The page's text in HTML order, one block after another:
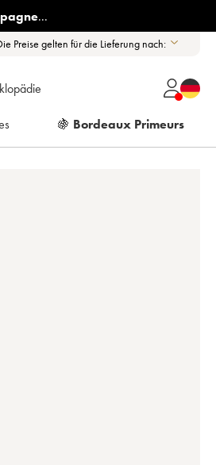
...
Preise gelten für die Lieferung nach:
🍇 Bordeaux Primeurs